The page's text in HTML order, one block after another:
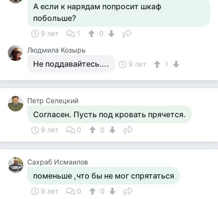
А если к нарядам попросит шкаф
побольше?
9 лет 1
0
Людмила Козырь
Не поддавайтесь.... 9 лет 1
Петр Селецкий
Согласен. Пусть под кровать прячется.
9 лет 0 0
Сахраб Исмаилов
поменьше ,что бы не мог спрятаться
9 лет 0 0